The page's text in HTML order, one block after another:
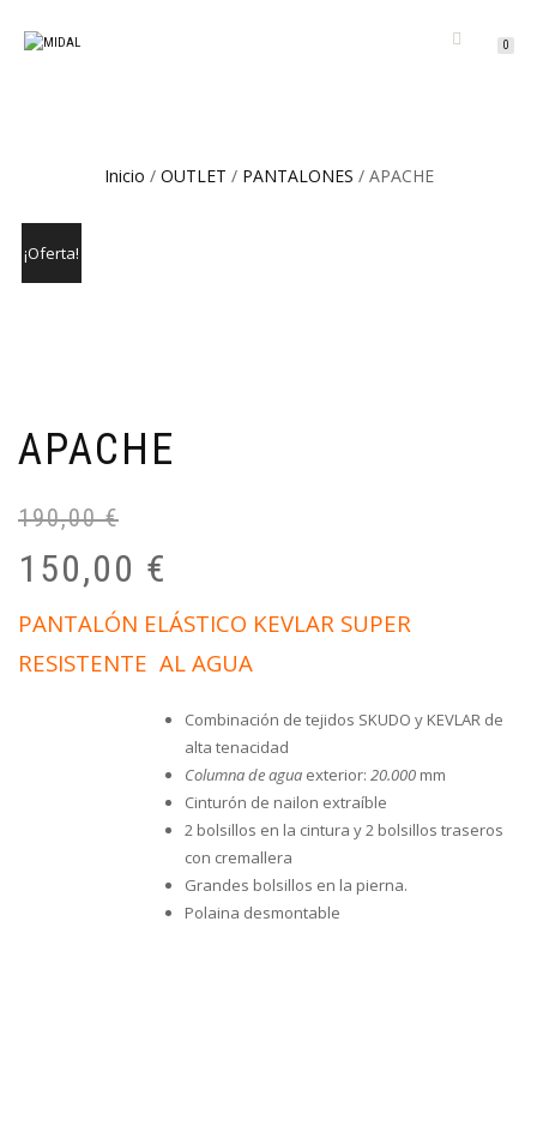
0
Inicio / OUTLET / PANTALONES / APACHE
¡Oferta!
APACHE
190,00€
150,00 €
PANTALÓN ELÁSTICO KEVLAR SUPER
RESISTENTE AL AGUA
Combinación de tejidos SKUDO y KEVLAR de
alta tenacidad
Columna de aguaexterior: 20.000mm
Cinturón de nailon extraíble
2 bolsillos en la cintura y 2 bolsillos traseros
con cremallera
Grandes bolsillos en la pierna.
Polaina desmontable